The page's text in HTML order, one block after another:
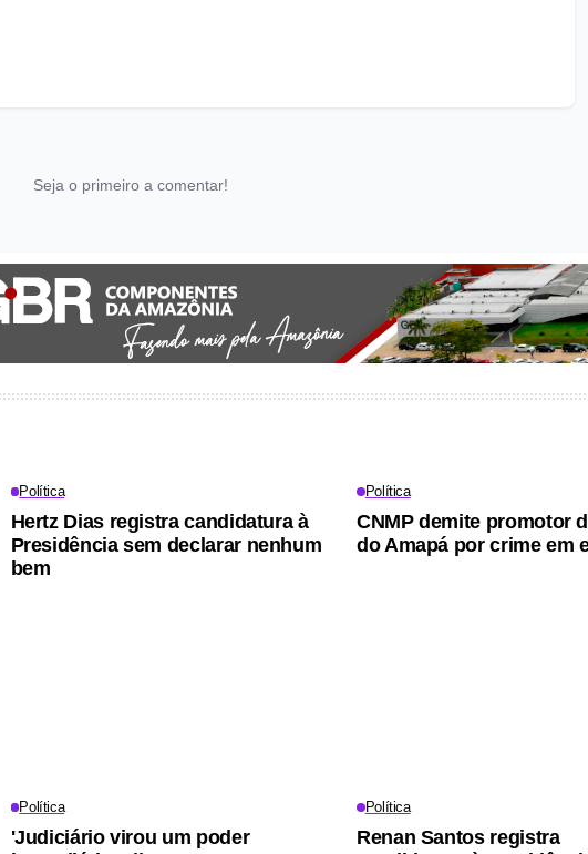
Seja o primeiro a comentar!
Política
Hertz Dias registra candidatura à
Presidência sem declarar nenhum
bem
Política
CNMP demite promotor
do Amapá por crime em
Política
'Judiciário virou um poder
Política
Renan Santos registra